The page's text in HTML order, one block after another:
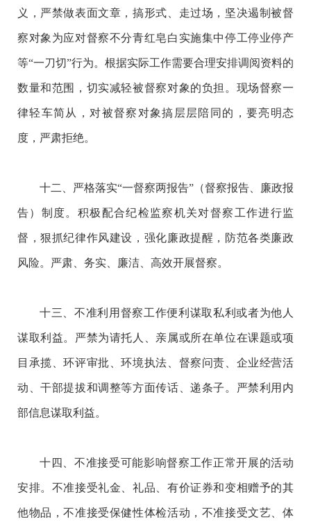
义，严禁做表面文章，搞形式、走过场，坚决遏制被督
察对象为应对督察不分青红皂白实施集中停工停业停产
等“一刀切”行为。根据实际工作需要合理安排调阅资料的
数量和范围，切实减轻被督察对象的负担。现场督察一
律轻车简从，对被督察对象搞层层陪同的，要亮明态
度，严肃拒绝。
十二、严格落实“一督察两报告”（督察报告、廉政报
告）制度。积极配合纪检监察机关对督察工作进行监
督，狠抓纪律作风建设，强化廉政提醒，防范各类廉政
风险。严肃、务实、廉洁、高效开展督察。
十三、不准利用督察工作便利谋取私利或者为他人
谋取利益。严禁为请托人、亲属或所在单位在课题或项
目承揽、环评审批、环境执法、督察问责、企业经营活
动、干部提拔和调整等方面传话、递条子。严禁利用内
部信息谋取利益。
十四、不准接受可能影响督察工作正常开展的活动
安排。不准接受礼金、礼品、有价证券和变相赠予的其
他物品，不准接受保健性体检活动，不准接受文艺、体